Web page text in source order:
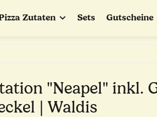
Zutaten Sets Gutscheine
"Neapel" inkl.
| Waldis